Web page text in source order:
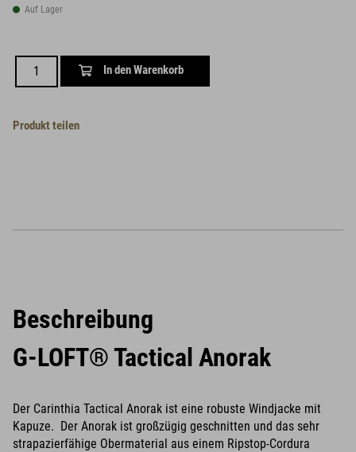
Auf Lager
In den Warenkorb
Produkt teilen
Beschreibung
G-LOFT® Tactical Anorak
Der Carinthia Tactical Anorak ist eine robuste Windjacke mit
Kapuze. Der Anorak ist großzügig geschnitten und das sehr
strapazierfähige Obermaterial aus einem Ripstop-Cordura